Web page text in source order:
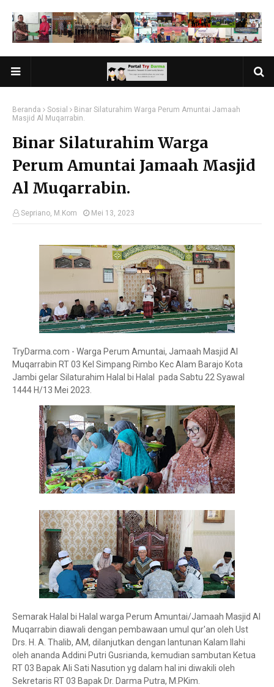
Beranda Sosial
Binar Silaturahim Warga Perum Amuntai Jamaah
Masjid Al Muqarrabin.
Binar Silaturahim Warga
Perum Amuntai Jamaah Masjid
Al Muqarrabin.
Sepriano, M.Kom Mei 13, 2023
TryDarma.com - Warga Perum Amuntai, Jamaah Masjid Al
Muqarrabin RT 03 Kel Simpang Rimbo Kec Alam Barajo Kota
Jambi gelar Silaturahim Halal bi Halal pada Sabtu 22 Syawal
1444 H/13 Mei 2023.
Semarak Halal bi Halal warga Perum Amuntai/Jamaah Masjid Al
Muqarrabin diawali dengan pembawaan umul qur'an oleh Ust
Drs. H. A. Thalib, AM, dilanjutkan dengan lantunan Kalam Ilahi
oleh ananda Addini Putri Gusrianda, kemudian sambutan Ketua
RT 03 Bapak Ali Sati Nasution yg dalam hal ini diwakili oleh
Sekretaris RT 03 Bapak Dr. Darma Putra, M.PKim.